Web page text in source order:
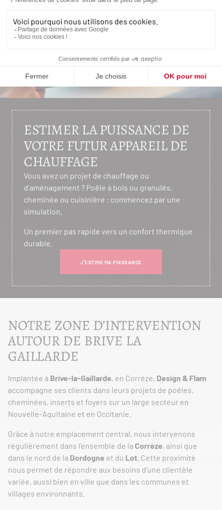
ESTIMER LA PUISSANCE DE
VOTRE FUTUR APPAREIL DE
CHAUFFAGE
Vous avez un projet de chauffage ou
d’aménagement ? Poêle à bois ou granulés,
cheminée ou cuisinière : commencez par une
simulation.
Un premier pas rapide vers un confort thermique
durable.
J'ESTIME MA PUISSANCE
NOTRE ZONE D’INTERVENTION
AUTOUR DE BRIVE LA
GAILLARDE
Implantée à Brive-la-Gaillarde, en Corrèze, Design & Flam
accompagne ses clients dans leurs projets de poêles,
cheminées, inserts et foyers sur un large secteur en
Nouvelle-Aquitaine et en Occitanie.
Grâce à notre emplacement central, nous intervenons
régulièrement dans l’ensemble de la Corrèze, ainsi que
dans le nord de la Dordogne et du Lot . Cette proximité
nous permet de répondre aux besoins d’une clientèle
variée, aussi bien en ville que dans les communes et
villages environnants.